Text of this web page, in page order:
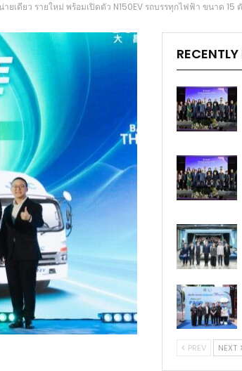
เดียว รายใหม่ พร้อมเปิดตัว N150EV รถบรรทุกไฟฟ้า ขนาด
PREV NEXT